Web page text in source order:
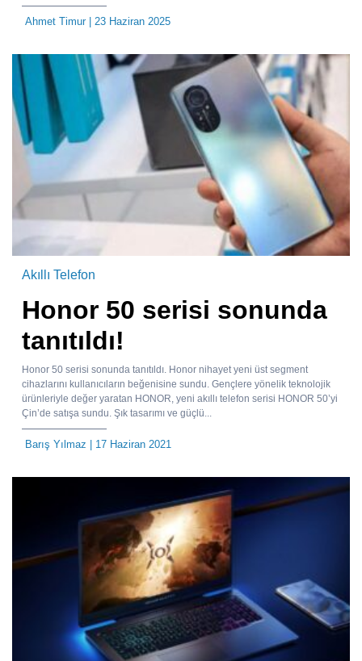
Ahmet Timur| 23 Haziran 2025
Akıllı Telefon
Honor 50 serisi sonunda
tanıtıldı!
Honor 50 serisi sonunda tanıtıldı. Honor nihayet yeni üst segment
cihazlarını kullanıcıların beğenisine sundu. Gençlere yönelik teknolojik
ürünleriyle değer yaratan HONOR, yeni akıllı telefon serisi HONOR 50’yi
Çin’de satışa sundu. Şık tasarımı ve güçlü...
Barış Yılmaz | 17 Haziran 2021